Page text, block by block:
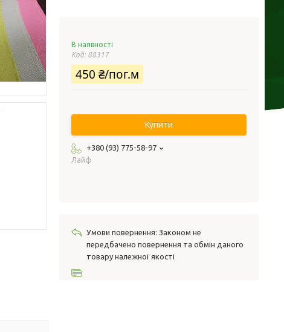
В наявності
Код: 88317
450 ₴/пог.м
Купити
+380 (93) 775-58-97
Лайф
Законом не
передбачено повернення та обмін даного
товару належної якості